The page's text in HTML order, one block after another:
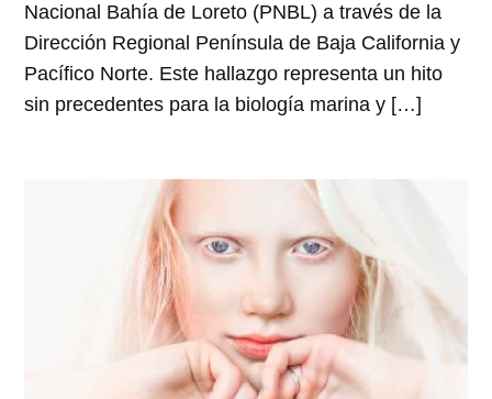
Nacional Bahía de Loreto (PNBL) a través de la
Dirección Regional Península de Baja California y
Pacífico Norte. Este hallazgo representa un hito
sin precedentes para la biología marina y […]